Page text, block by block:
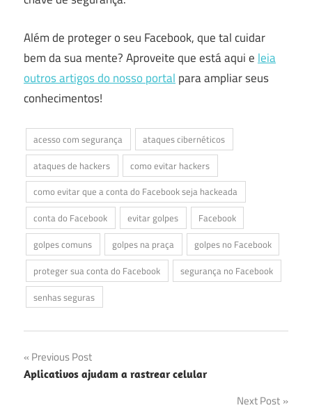
Além de proteger o seu Facebook, que tal cuidar
bem da sua mente? Aproveite que está aqui e leia
outros artigos do nosso portal para ampliar seus
conhecimentos!
acesso com segurança
ataques cibernéticos
ataques de hackers
como evitar hackers
como evitar que a conta do Facebook seja hackeada
conta do Facebook
evitar golpes
Facebook
golpes comuns
golpes na praça
golpes no Facebook
proteger sua conta do Facebook
segurança no Facebook
senhas seguras
Navegação
de
Previous Post
Aplicativos ajudam a rastrear celular
Next Post